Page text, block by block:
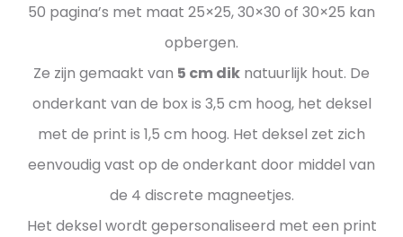
50 pagina’s met maat 25×25, 30×30 of 30×25 kan
opbergen.
Ze zijn gemaakt van 5 cm dik natuurlijk hout. De
onderkant van de box is 3,5 cm hoog, het deksel
met de print is 1,5 cm hoog. Het deksel zet zich
eenvoudig vast op de onderkant door middel van
de 4 discrete magneetjes.
Het deksel wordt gepersonaliseerd met een print